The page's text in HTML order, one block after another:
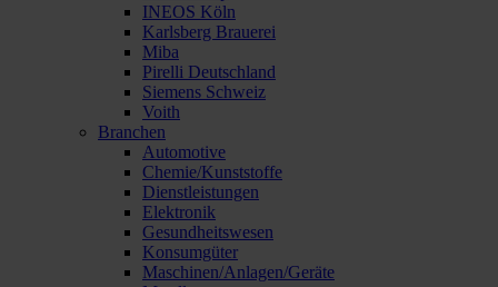
INEOS Köln
Karlsberg Brauerei
Miba
Pirelli Deutschland
Siemens Schweiz
Voith
Branchen
Automotive
Chemie/Kunststoffe
Dienstleistungen
Elektronik
Gesundheitswesen
Konsumgüter
Maschinen/Anlagen/Geräte